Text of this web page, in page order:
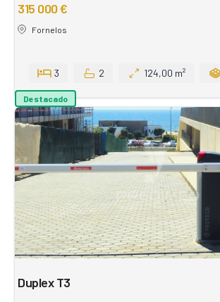
315 000 €
Fornelos
3 2 124,00 m²
Destacado
Duplex T3